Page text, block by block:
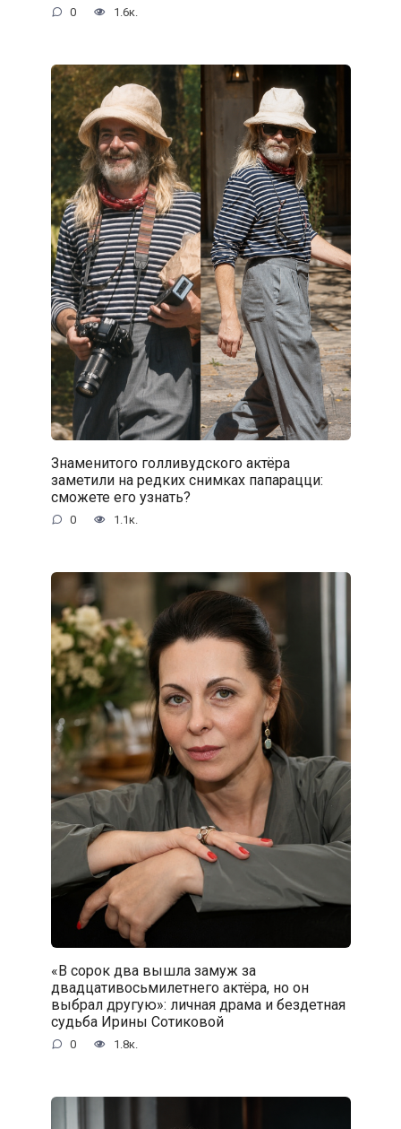
0 1.6к.
Знаменитого голливудского актёра
заметили на редких снимках папарацци:
сможете его узнать?
0 1.1к.
«В сорок два вышла замуж за
двадцативосьмилетнего актёра, но он
выбрал другую»: личная драма и бездетная
судьба Ирины Сотиковой
0 1.8к.